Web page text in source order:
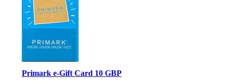
Primark e-Gift Card 10 GBP